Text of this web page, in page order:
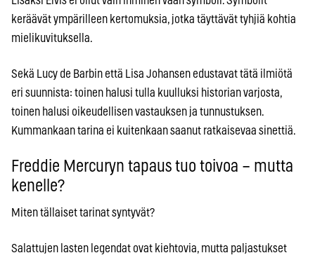
keräävät ympärilleen kertomuksia, jotka täyttävät tyhjiä kohtia
mielikuvituksella.
Sekä Lucy de Barbin että Lisa Johansen edustavat tätä ilmiötä
eri suunnista: toinen halusi tulla kuulluksi historian varjosta,
toinen halusi oikeudellisen vastauksen ja tunnustuksen.
Kummankaan tarina ei kuitenkaan saanut ratkaisevaa sinettiä.
Freddie Mercuryn tapaus tuo toivoa – mutta
kenelle?
Miten tällaiset tarinat syntyvät?
Salattujen lasten legendat ovat kiehtovia, mutta paljastukset